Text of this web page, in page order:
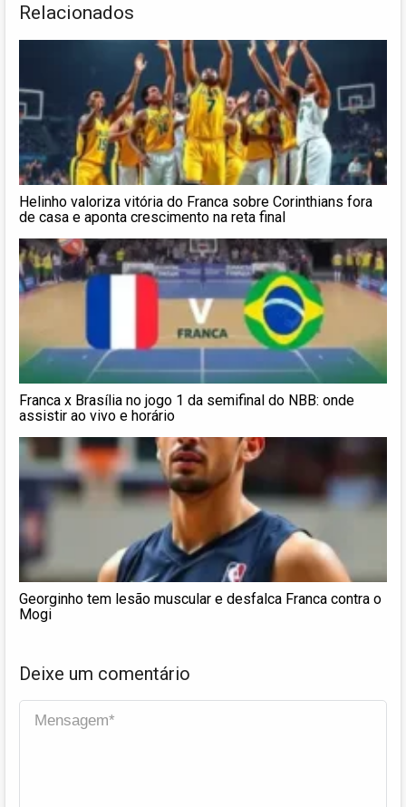
Relacionados
Helinho valoriza vitória do Franca sobre Corinthians fora
de casa e aponta crescimento na reta final
Franca x Brasília no jogo 1 da semifinal do NBB: onde
assistir ao vivo e horário
Georginho tem lesão muscular e desfalca Franca contra o
Mogi
Deixe um comentário